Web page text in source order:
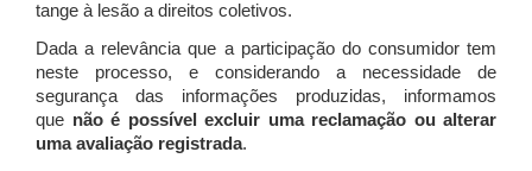
tange à lesão a direitos coletivos.
Dada a relevância que a participação do consumidor tem
neste processo, e considerando a necessidade de
segurança das informações produzidas, informamos
que não é possível excluir uma reclamação ou alterar
uma avaliação registrada.